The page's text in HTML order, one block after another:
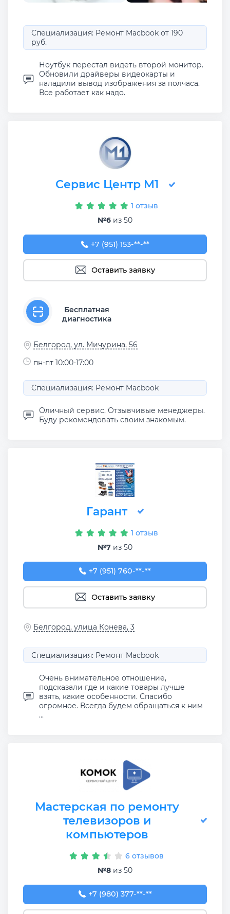
Специализация: Ремонт Macbook от 190
руб.
Ноутбук перестал видеть второй монитор.
Обновили драйверы видеокарты и
наладили вывод изображения за полчаса.
Все работает как надо.
Сервис Центр М1
1 отзыв
№6 из 50
+7 (951) 153-22-56
+7 (951) 153-**-**
Оставить заявку
Бесплатная
диагностика
Белгород, ул. Мичурина, 56
пн-пт 10:00-17:00
Специализация: Ремонт Macbook
Оличный сервис. Отзывчивые менеджеры.
Буду рекомендовать своим знакомым.
Гарант
1 отзыв
№7 из 50
+7 (951) 760-55-22
+7 (951) 760-**-**
Оставить заявку
Белгород, улица Конева, 3
Специализация: Ремонт Macbook
Очень внимательное отношение,
подсказали где и какие товары лучше
взять, какие особенности. Спасибо
огромное. Всегда будем обращаться к ним
...
Мастерская по ремонту
телевизоров и
компьютеров
6 отзывов
№8 из 50
+7 (980) 377-51-47
+7 (980) 377-**-**